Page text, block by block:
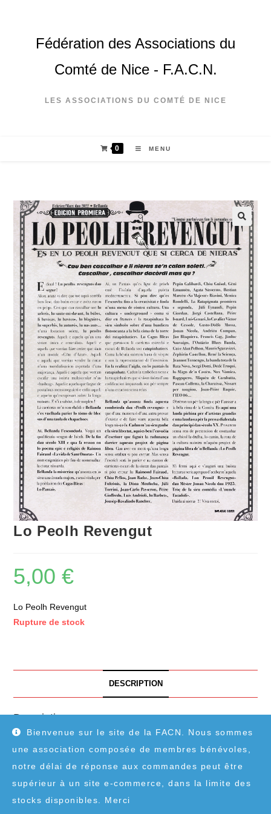
Bienvenue sur le site de la FACN. Nous sommes
une association composée de membres bénévoles,
notre délai de réponse aux commandes peut être
supérieur à un site e-commerce, dans la limite des
stocks disponibles. Merci
Fédération des Associations du
Comté de Nice - F.A.C.N.
LES ASSOCIATIONS DU COMTÉ DE NICE
0 MENU
Lo Peolh Revengut
5,00€
Lo Peolh Revengut
Rupture de stock
DESCRIPTION
Description
Lo Peolh Revengut